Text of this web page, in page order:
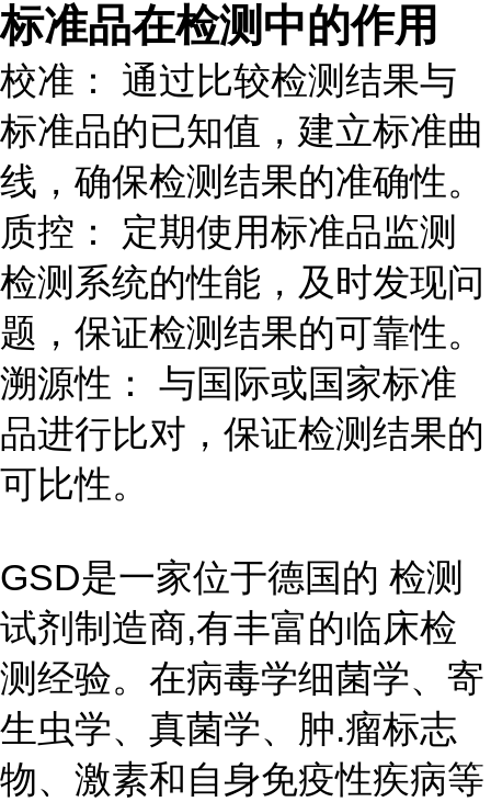
标准品在检测中的作用
校准： 通过比较检测结果与
标准品的已知值，建立标准曲
线，确保检测结果的准确性。
质控： 定期使用标准品监测
检测系统的性能，及时发现问
题，保证检测结果的可靠性。
溯源性： 与国际或国家标准
品进行比对，保证检测结果的
可比性。
GSD是一家位于德国的 检测
试剂制造商,有丰富的临床检
测经验。在病毒学细菌学、寄
生虫学、真菌学、肿.瘤标志
物、激素和自身免疫性疾病等